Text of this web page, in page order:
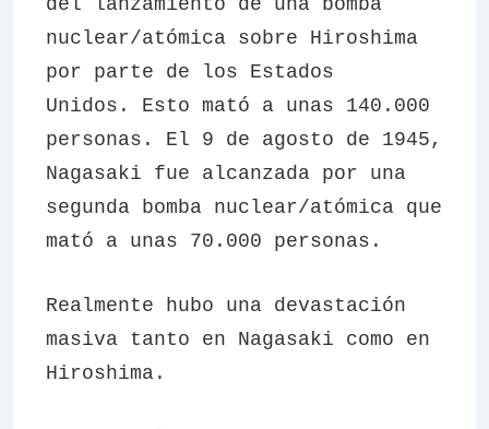
del lanzamiento de una bomba
nuclear/atómica sobre Hiroshima
por parte de los Estados
Unidos. Esto mató a unas 140.000
personas. El 9 de agosto de 1945,
Nagasaki fue alcanzada por una
segunda bomba nuclear/atómica que
mató a unas 70.000 personas.
Realmente hubo una devastación
masiva tanto en Nagasaki como en
Hiroshima.